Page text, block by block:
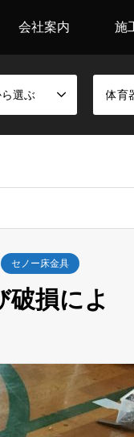
会社案内 施
選ぶ 体育
セノー床金具
破損によ